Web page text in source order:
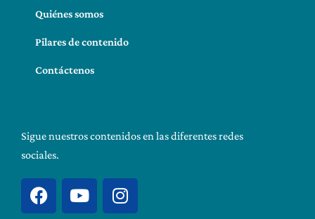
Quiénes somos
Pilares de contenido
Contáctenos
Sigue nuestros contenidos en las diferentes redes
sociales.
F
a
Y
o
I
n